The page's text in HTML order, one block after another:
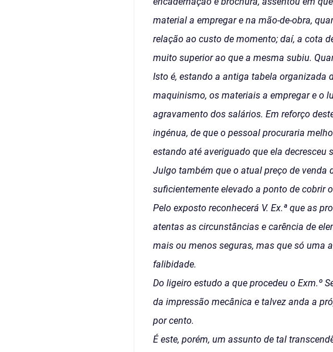
material a empregar e na mão-de-obra,
relação ao custo de momento; daí, a cota
muito superior ao que a mesma subiu.
Isto é, estando a antiga tabela organizada
maquinismo, os materiais a empregar e o
agravamento dos salários. Em reforço
ingénua, de que o pessoal procuraria
estando até averiguado que ela decresceu
Julgo também que o atual preço de venda
suficientemente elevado a ponto de cobrir
Pelo exposto reconhecerá V. Ex.ª que as
atentas as circunstâncias e carência de
mais ou menos seguras, mas que só uma
falibidade.
Do ligeiro estudo a que procedeu o Exm.º
da impressão mecânica e talvez anda a
por cento.
É este, porém, um assunto de tal